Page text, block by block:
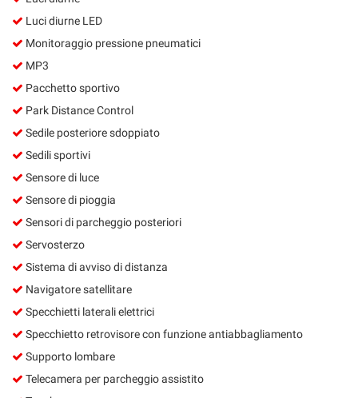
Luci diurne LED
Monitoraggio pressione pneumatici
MP3
Pacchetto sportivo
Park Distance Control
Sedile posteriore sdoppiato
Sedili sportivi
Sensore di luce
Sensore di pioggia
Sensori di parcheggio posteriori
Servosterzo
Sistema di avviso di distanza
Navigatore satellitare
Specchietti laterali elettrici
Specchietto retrovisore con funzione antiabbagliamento
Supporto lombare
Telecamera per parcheggio assistito